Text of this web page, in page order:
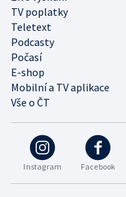
Instagram Facebook
TV poplatky
Teletext
Podcasty
Počasí
E-shop
Mobilní a TV aplikace
Vše o ČT